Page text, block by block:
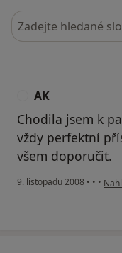
Hledejte v názorech
AK
Chodila jsem k
vždy perfektní
všem doporučit.
9. listopadu 2008 • • •